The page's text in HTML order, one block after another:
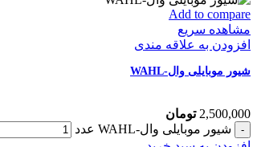
Add to compare
مشاهده سریع
افزودن به علاقه مندی
شیور موبایلی وال-WAHL
2,500,000 تومان
شیور موبایلی وال-WAHL عدد